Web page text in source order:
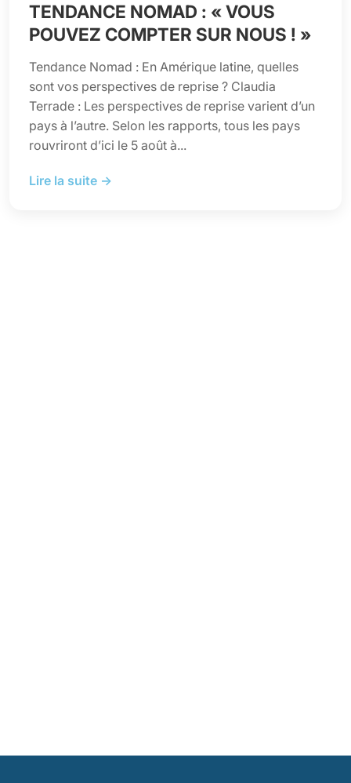
TENDANCE NOMAD : « VOUS
POUVEZ COMPTER SUR NOUS ! »
Tendance Nomad : En Amérique latine, quelles
sont vos perspectives de reprise ? Claudia
Terrade : Les perspectives de reprise varient d’un
pays à l’autre. Selon les rapports, tous les pays
rouvriront d’ici le 5 août à...
Lire la suite →